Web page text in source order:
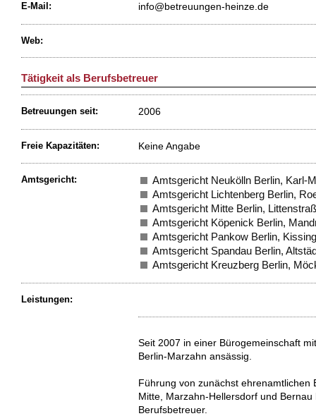
E-Mail: info@betreuungen-heinze.de
Web:
Tätigkeit als Berufsbetreuer
Betreuungen seit: 2006
Freie Kapazitäten: Keine Angabe
Amtsgericht:
Amtsgericht Neukölln Berlin, Karl-
Amtsgericht Lichtenberg Berlin,
Amtsgericht Mitte Berlin,
Amtsgericht Köpenick Berlin,
Amtsgericht Pankow Berlin,
Amtsgericht Spandau Berlin,
Amtsgericht Kreuzberg Berlin,
Leistungen:
Seit 2007 in einer Bürogemeinschaft
Berlin-Marzahn ansässig.
Führung von zunächst ehrenamtlichen
Mitte, Marzahn-Hellersdorf und
Berufsbetreuer.